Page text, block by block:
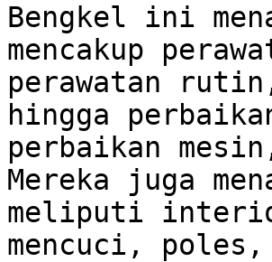
Bengkel ini
mencakup
perawatan
hingga
perbaikan
Mereka juga
meliputi
mencuci,